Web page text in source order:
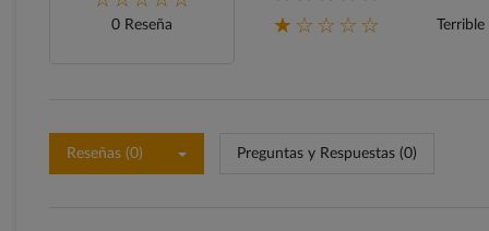
0 Reseña ★☆☆☆☆ Terrible
Reseñas (0) Preguntas y Respuestas (0)